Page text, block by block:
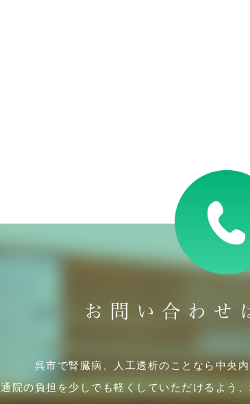
お問い合わせ
呉市で腎臓病、人工透析のことなら中央
通院の負担を少しでも軽くしていただけるよう